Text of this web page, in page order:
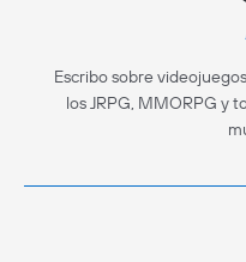
Escribo sobre
los JRPG, MMORPG y